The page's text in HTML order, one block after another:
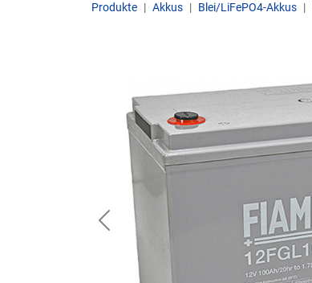
Produkte Akkus Blei/LiFePO4-Akkus
Previous